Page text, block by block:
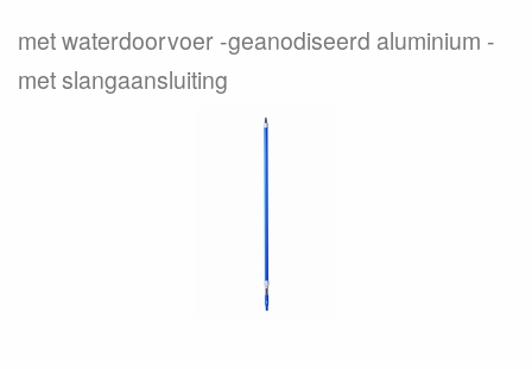
met waterdoorvoer -geanodiseerd aluminium -
met slangaansluiting